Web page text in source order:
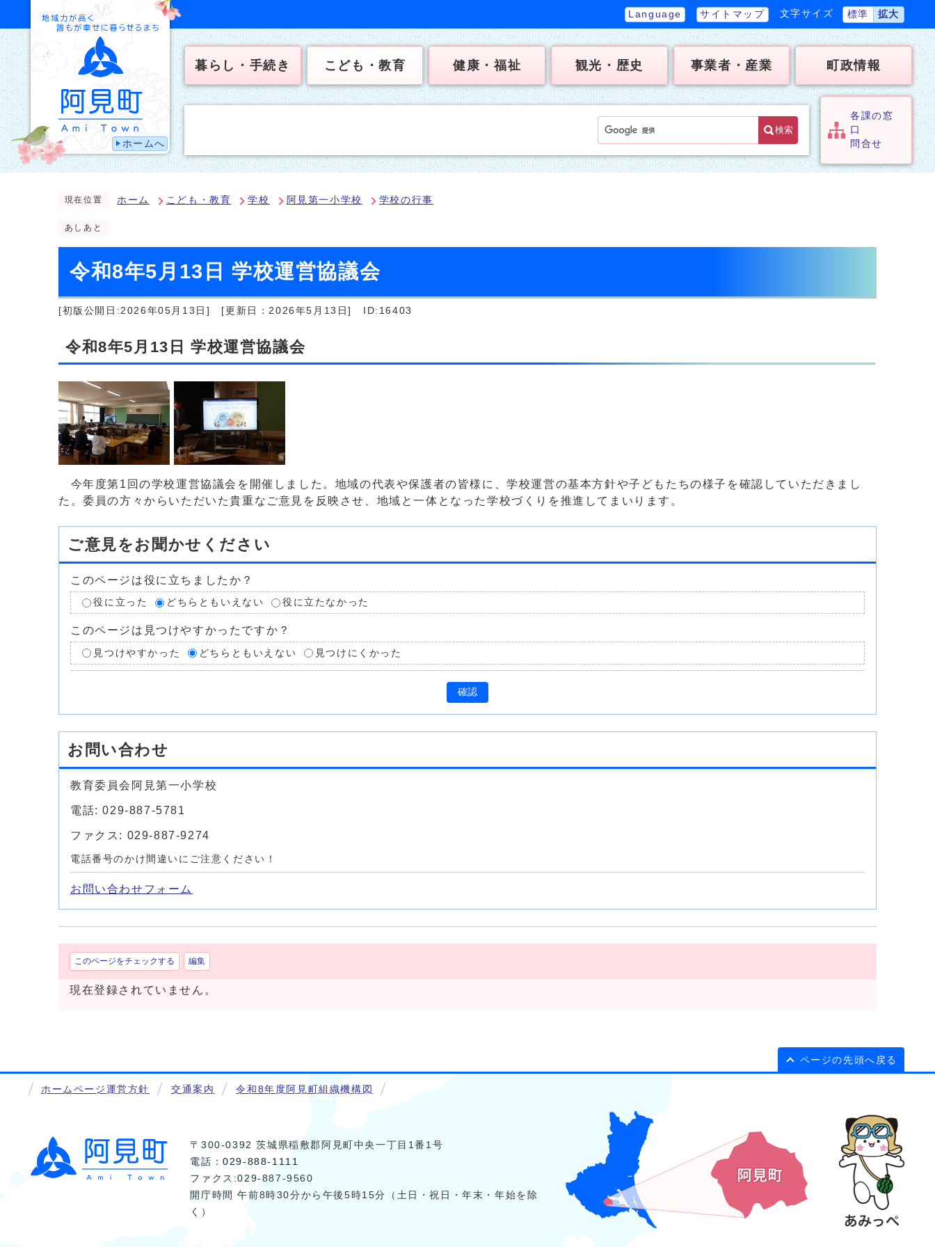
ホームへ
Language サイトマップ 文字サイズ 標準 拡大
暮らし・手続き こども・教育 健康・福祉 観光・歴史 事業者・産業 町政情報
検索
各課の窓
口
問合せ
現在位置 ホーム こども・教育 学校 阿見第一小学校 学校の行事
あしあと
令和8年5月13日 学校運営協議会
[初版公開日:2026年05月13日] [更新日：2026年5月13日] ID:16403
令和8年5月13日 学校運営協議会
今年度第1回の学校運営協議会を開催しました。地域の代表や保護者の皆様に、学校運営の基本方針や子どもたちの様子を確認していただきまし
た。委員の方々からいただいた貴重なご意見を反映させ、地域と一体となった学校づくりを推進してまいります。
ご意見をお聞かせください
このページは役に立ちましたか？
役に立った どちらともいえない 役に立たなかった
このページは見つけやすかったですか？
見つけやすかった どちらともいえない 見つけにくかった
確認
お問い合わせ
教育委員会阿見第一小学校
電話: 029-887-5781
ファクス: 029-887-9274
電話番号のかけ間違いにご注意ください！
お問い合わせフォーム
このページをチェックする 編集
現在登録されていません。
ページの先頭へ戻る
ホームページ運営方針 交通案内 令和8年度阿見町組織機構図
〒300-0392 茨城県稲敷郡阿見町中央一丁目1番1号
電話：029-888-1111
ファクス:029-887-9560
開庁時間 午前8時30分から午後5時15分（土日・祝日・年末・年始を除
く）